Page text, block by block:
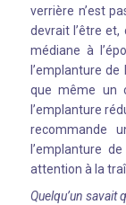
verrière n’est
devrait l’être et,
médiane à
l’emplanture de
que même un
l’emplanture
recommande
l’emplanture
attention à la
Quelqu’un savait